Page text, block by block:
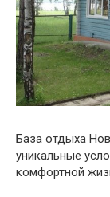
База отдыха
уникальные
комфортной